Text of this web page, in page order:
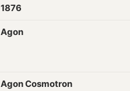
1876
Agon
Agon Cosmotron